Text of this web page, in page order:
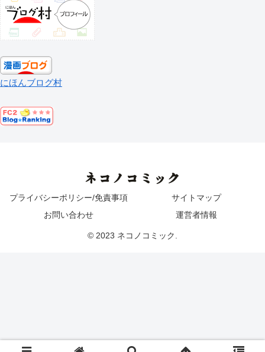
にほんブログ村
ネコノコミック
プライバシーポリシー/免責事項
サイトマップ
お問い合わせ
運営者情報
© 2023 ネコノコミック.